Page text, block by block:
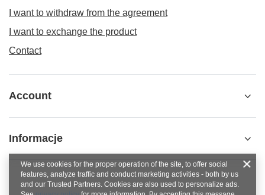
I want to withdraw from the agreement
I want to exchange the product
Contact
Account
Informacje
We use cookies for the proper operation of the site, to offer social
features, analyze traffic and conduct marketing activities - both by us
and our Trusted Partners. Cookies are also used to personalize ads.